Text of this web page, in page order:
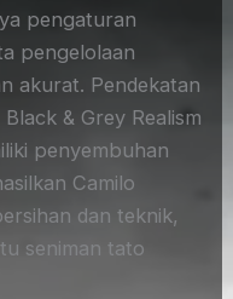
pengaturan
pengelolaan
akurat. Pendekatan
& Grey Realism
penyembuhan
Camilo
dan teknik,
seniman tato